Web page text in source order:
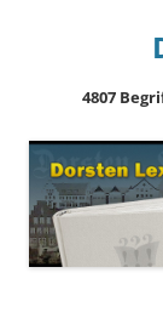
4807